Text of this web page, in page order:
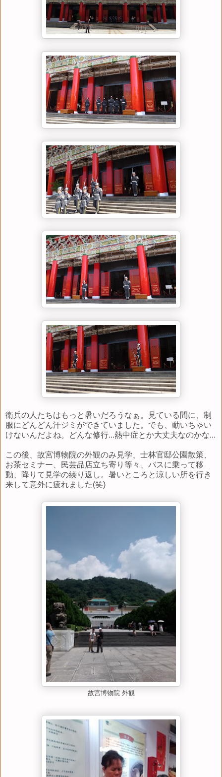
衛兵の人たちはもっと暑いだろうなぁ。見ている間に、制
服にどんどん汗ジミができていました。でも、動いちゃい
けないんだよね。どんな修行...熱中症とか大丈夫なのかな...
この後、故宮博物院の外観のみ見学、士林官邸公園散策、
お茶セミナー、民芸品店立ち寄り等々、バスに乗って移
動、降りて見学の繰り返し。暑いところと涼しい所を行き
来して意外に疲れました(笑)
故宮博物院 外観